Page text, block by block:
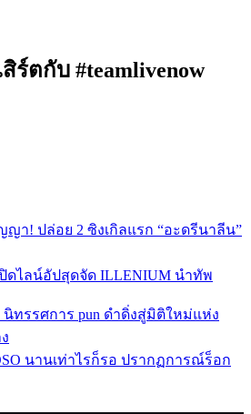
ร์ตกับ #teamlivenow
า! ปล่อย 2 ซิงเกิลแรก “อะดรีนาลีน”
เปิดไลน์อัปสุดจัด ILLENIUM นำทัพ
นิทรรศการ pun ดำดิ่งสู่มิติใหม่แห่ง
นานเท่าไรก็รอ ปรากฏการณ์ร็อก